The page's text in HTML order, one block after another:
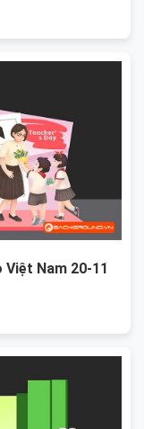
Việt Nam 20-11